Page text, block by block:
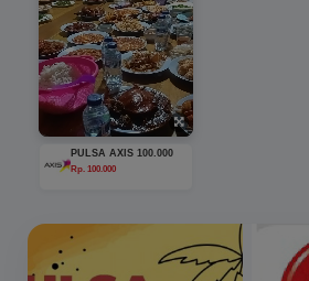
PULSA AXIS 100.000
Rp. 100.000